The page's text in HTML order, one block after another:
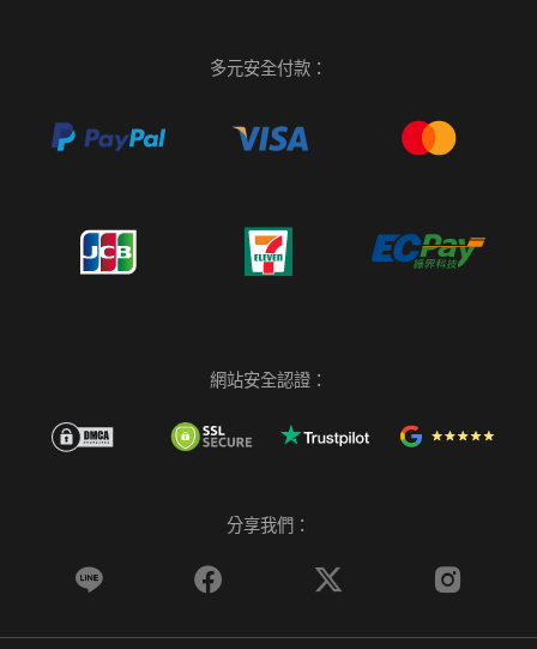
多元安全付款：
網站安全認證：
分享我們：
   